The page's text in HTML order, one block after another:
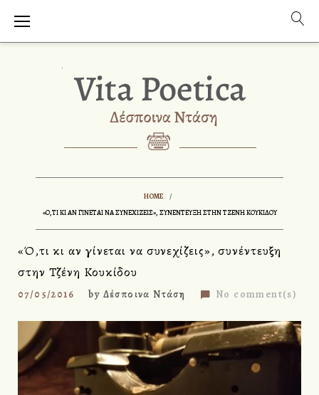
i
HOME
/
«Ό,ΤΙ ΚΙ ΑΝ ΓΊΝΕΤΑΙ ΝΑ ΣΥΝΕΧΊΖΕΙΣ», ΣΥΝΈΝΤΕΥΞΗ ΣΤΗΝ ΤΖΈΝΗ ΚΟΥΚΊΔΟΥ
«Ό,τι κι αν γίνεται να συνεχίζεις», συνέντευξη
στην Τζένη Κουκίδου
07/05/2016 by Δέσποινα Ντάση No comment(s)